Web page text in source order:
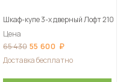
Шкаф-купе 3-х дверный Лофт 210
Цена
65 430 55 600
Доставка бесплатно